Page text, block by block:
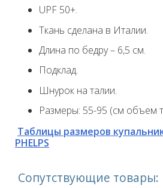
UPF 50+.
Ткань сделана в Италии.
Длина по бедру – 6,5 см.
Подклад.
Шнурок на талии.
Размеры: 55-95 (см объем
Таблицы размеров
PHELPS
Сопутствующие товары: